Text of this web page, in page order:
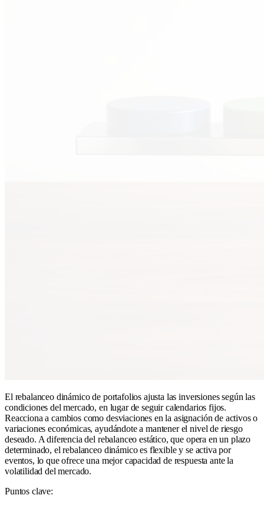
El rebalanceo dinámico de portafolios ajusta las inversiones según las
condiciones del mercado, en lugar de seguir calendarios fijos.
Reacciona a cambios como desviaciones en la asignación de activos o
variaciones económicas, ayudándote a mantener el nivel de riesgo
deseado. A diferencia del rebalanceo estático, que opera en un plazo
determinado, el rebalanceo dinámico es flexible y se activa por
eventos, lo que ofrece una mejor capacidad de respuesta ante la
volatilidad del mercado.
Puntos clave: